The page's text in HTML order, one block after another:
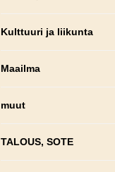
Kulttuuri ja liikunta
Maailma
muut
TALOUS, SOTE